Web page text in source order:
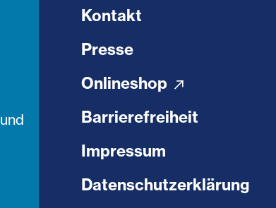
Kontakt
Presse
Onlineshop
Barrierefreiheit
Impressum
Datenschutzerklärung